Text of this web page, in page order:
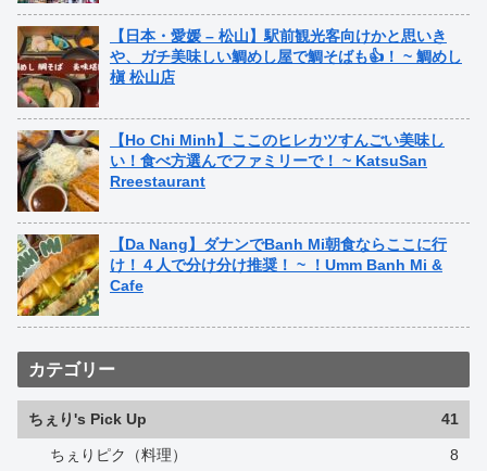
【日本・愛媛 – 松山】駅前観光客向けかと思いき
や、ガチ美味しい鯛めし屋で鯛そばも👍！ ~ 鯛めし
槇 松山店
【Ho Chi Minh】ここのヒレカツすんごい美味し
い！食べ方選んでファミリーで！ ~ KatsuSan
Rreestaurant
【Da Nang】ダナンでBanh Mi朝食ならここに行
け！４人で分け分け推奨！ ~ ！Umm Banh Mi &
Cafe
カテゴリー
ちぇり's Pick Up 41
ちぇりピク（料理）
8